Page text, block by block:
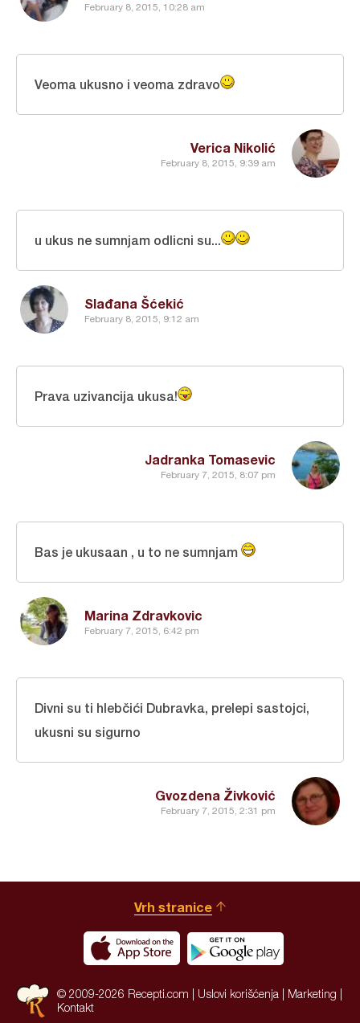
February 8, 2015, 10:28 am
Verica Nikolić
February 8, 2015, 9:39 am
Veoma ukusno i veoma zdravo
Slađana Šćekić
February 8, 2015, 9:12 am
u ukus ne sumnjam odlicni su...
Jadranka Tomasevic
February 7, 2015, 8:07 pm
Prava uzivancija ukusa!
Marina Zdravkovic
February 7, 2015, 6:42 pm
Bas je ukusaan , u to ne sumnjam
Gvozdena Živković
February 7, 2015, 2:31 pm
Divni su ti hlebčići Dubravka, prelepi sastojci,
ukusni su sigurno
Vrh stranice
© 2009-2026 Recepti.com | Uslovi korišćenja Marketing
Kontakt